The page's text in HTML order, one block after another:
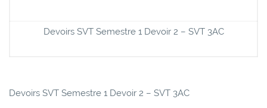
Devoirs SVT Semestre 1 Devoir 2 – SVT 3AC
Devoirs SVT Semestre 1 Devoir 2 – SVT 3AC